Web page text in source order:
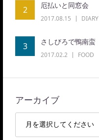
2 厄払いと同窓会
2017.08.15 DIARY
3 さしびろで鴨南蛮
2017.02.2 FOOD
アーカイブ